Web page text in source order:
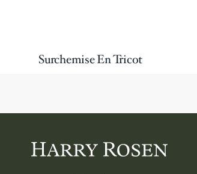
Surchemise En Tricot